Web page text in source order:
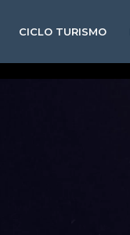
CICLO TURISMO